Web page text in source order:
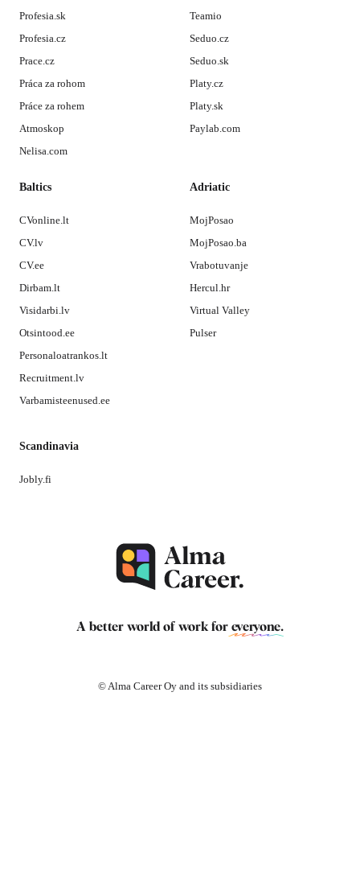
Profesia.sk
Profesia.cz
Prace.cz
Práca za rohom
Práce za rohem
Atmoskop
Nelisa.com
Teamio
Seduo.cz
Seduo.sk
Platy.cz
Platy.sk
Paylab.com
Baltics
CVonline.lt
CV.lv
CV.ee
Dirbam.lt
Visidarbi.lv
Otsintood.ee
Personaloatrankos.lt
Recruitment.lv
Varbamisteenused.ee
Adriatic
MojPosao
MojPosao.ba
Vrabotuvanje
Hercul.hr
Virtual Valley
Pulser
Scandinavia
Jobly.fi
A better world of work for everyone.
© Alma Career Oy and its subsidiaries